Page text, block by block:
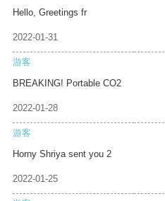
Hello, Greetings fr
2022-01-31
游客
BREAKING! Portable CO2
2022-01-28
游客
Horny Shriya sent you 2
2022-01-25